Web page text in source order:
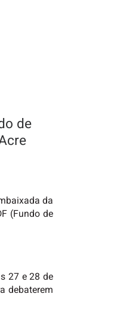
de
da
(Fundo de
27 e 28 de
debaterem